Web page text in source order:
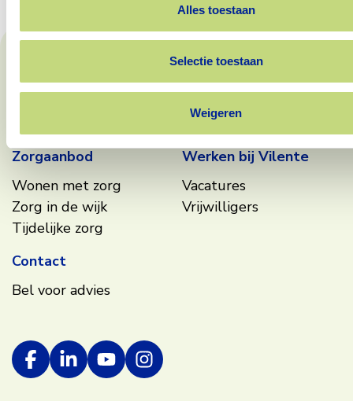
Alles toestaan
Selectie toestaan
Weigeren
Footer
Bekijk waarderingen
Zorgaanbod
Wonen met zorg
Zorg in de wijk
Tijdelijke zorg
Werken bij Vilente
Vacatures
Vrijwilligers
Contact
Bel voor advies